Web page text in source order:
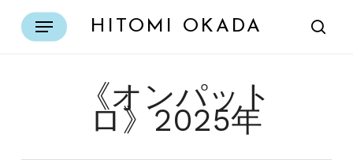
HITOMI OKADA
Menu
《オンパット
ロ》2025年